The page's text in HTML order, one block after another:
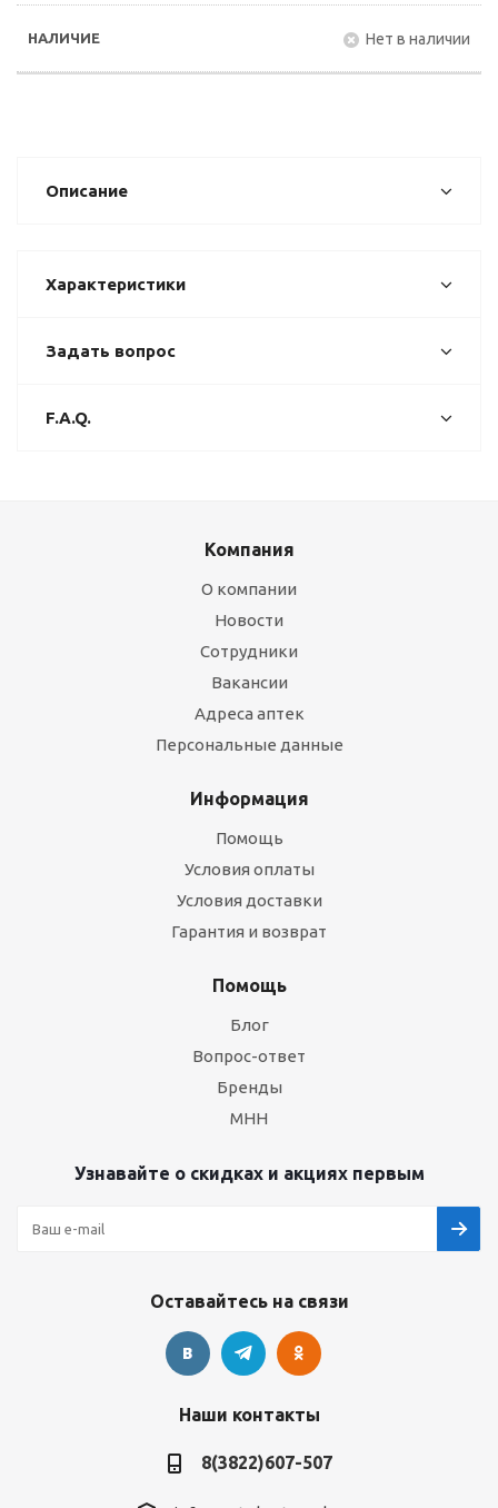
Нет в наличии
Описание
Характеристики
Задать вопрос
F.A.Q.
Компания
О компании
Новости
Сотрудники
Вакансии
Адреса аптек
Персональные данные
Информация
Помощь
Условия оплаты
Условия доставки
Гарантия и возврат
Помощь
Блог
Вопрос-ответ
Бренды
МНН
Узнавайте о скидках и акциях первым
Оставайтесь на связи
Наши контакты
8(3822)607-507